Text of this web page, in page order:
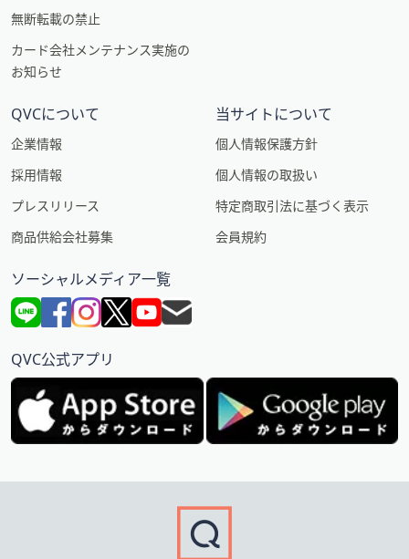
無断転載の禁止
カード会社メンテナンス実施の
お知らせ
QVCについて
企業情報
採用情報
プレスリリース
商品供給会社募集
当サイトについて
個人情報保護方針
個人情報の取扱い
特定商取引法に基づく表示
会員規約
ソーシャルメディア一覧
QVC公式アプリ